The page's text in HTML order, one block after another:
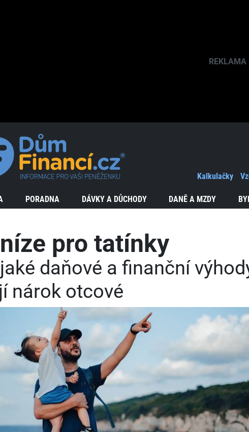
PORADNA DÁVKY A DŮCHODY DANĚ A MZDY
Kalkulačky
pro tatínky
daňové a finanční
nárok otcové